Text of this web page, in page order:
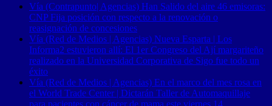
Vía (Contrapunto| Agencias) Han Salido del aire 46 emisoras:
CNP Fija posición con respecto a la renovación o
reasignación de concesiones
Vía (Red de Medios | Agencias) Nueva Esparta | Los
Informa2 estuvieron allí: El 1er Congreso del Ají margariteño
realizado en la Universidad Corporativa de Sigo fue todo un
éxito
Vía (Red de Medios | Agencias) En el marco del mes rosa en
el World Trade Center | Dictarán Taller de Automaquillaje
para pacientes con cáncer de mama este viernes 14